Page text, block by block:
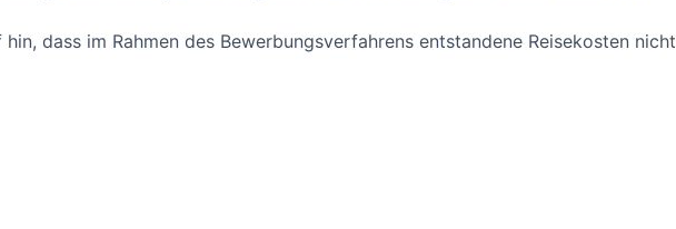
dass im Rahmen des Bewerbungsverfahrens entstandene Reisekosten nicht